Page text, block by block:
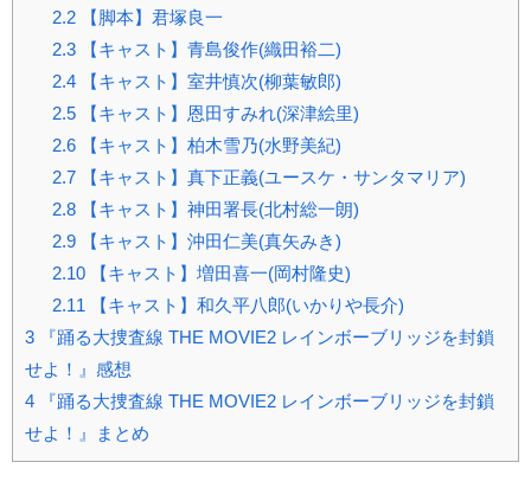
2.2【脚本】君塚良一
2.3【キャスト】青島俊作(織田裕二)
2.4【キャスト】室井慎次(柳葉敏郎)
2.5【キャスト】恩田すみれ(深津絵里)
2.6【キャスト】柏木雪乃(水野美紀)
2.7【キャスト】真下正義(ユースケ・サンタマリア)
2.8【キャスト】神田署長(北村総一朗)
2.9【キャスト】沖田仁美(真矢みき)
2.10【キャスト】増田喜一(岡村隆史)
2.11 【キャスト】和久平八郎(いかりや長介)
3 『踊る大捜査線 THE MOVIE2 レインボーブリッジを封鎖
せよ！』感想
4 『踊る大捜査線 THE MOVIE2 レインボーブリッジを封鎖
せよ！』まとめ